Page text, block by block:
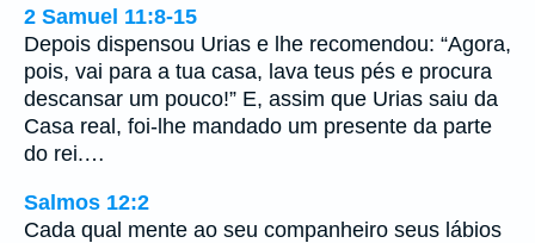
2 Samuel 11:8-15
Depois dispensou Urias e lhe recomendou: “Agora,
pois, vai para a tua casa, lava teus pés e procura
descansar um pouco!” E, assim que Urias saiu da
Casa real, foi-lhe mandado um presente da parte
do rei.…
Salmos 12:2
Cada qual mente ao seu companheiro seus lábios